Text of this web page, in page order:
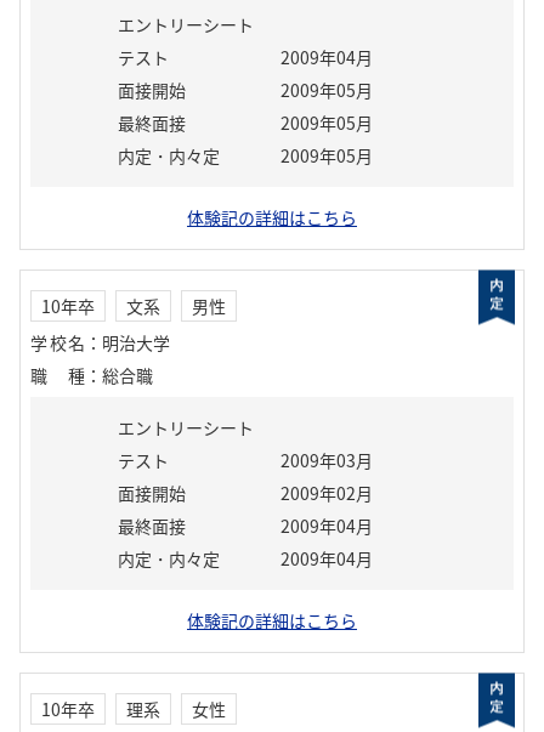
エントリーシート
テスト
2009年04月
面接開始
2009年05月
最終面接
2009年05月
内定・内々定
2009年05月
体験記の詳細はこちら
10年卒 文系
男性
学校名 ： 明治大学
職種 ： 総合職
エントリーシート
テスト
2009年03月
面接開始
2009年02月
最終面接
2009年04月
内定・内々定
2009年04月
体験記の詳細はこちら
10年卒 理系
女性